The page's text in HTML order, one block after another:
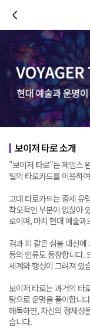
보이저 타로 소개
"보이저 타로"는 제임스
일의 타로카드를 이용하
고대 타로카드는 중세 유
착오적인 부분이 없잖아
로이며, 마치 현대 예술
검과 피 같은 심볼 대신
등의 인류도 등장합니다.
세계와 행성이 그려져 있
보이저 타로는 과거의 타
탕으로 운명을 풀이합니
해독하면, 자신의 정체성
습니다.